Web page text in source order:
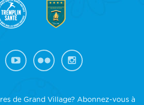
de Grand Village? Abonnez-vous à